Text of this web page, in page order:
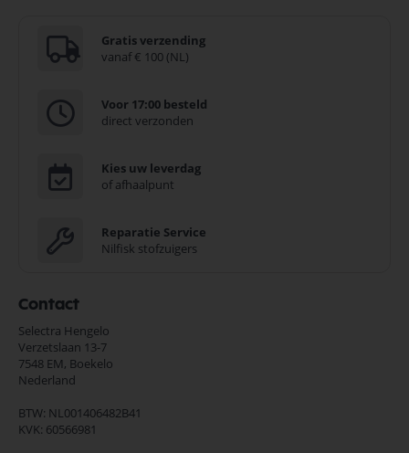
Gratis verzending
vanaf € 100 (NL)
Voor 17:00 besteld
direct verzonden
Kies uw leverdag
of afhaalpunt
Reparatie Service
Nilfisk stofzuigers
Contact
Selectra Hengelo
Verzetslaan 13-7
7548 EM, Boekelo
Nederland
BTW: NL001406482B41
KVK: 60566981